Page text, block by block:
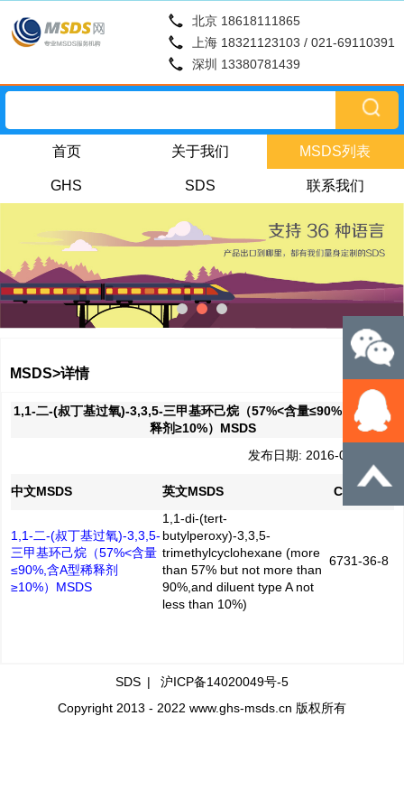
北京 18618111865
上海 18321123103 / 021-69110391
深圳 13380781439
首页 关于我们 MSDS列表
GHS SDS 联系我们
MSDS>详情
1,1-二-(叔丁基过氧)-3,3,5-三甲基环己烷（57%<含量≤90%,含A型稀
释剂≥10%）MSDS
发布日期: 2016-04-28
中文MSDS 英文MSDS CAS No.
1,1-二-(叔丁基过氧)-3,3,5-
三甲基环己烷（57%<含量
≤90%,含A型稀释剂
≥10%）MSDS
1,1-di-(tert-
butylperoxy)-3,3,5-
trimethylcyclohexane (more
than 57% but not more than
90%,and diluent type A not
less than 10%)
6731-36-8
SDS | 沪ICP备14020049号-5
Copyright 2013 - 2022 www.ghs-msds.cn 版权所有